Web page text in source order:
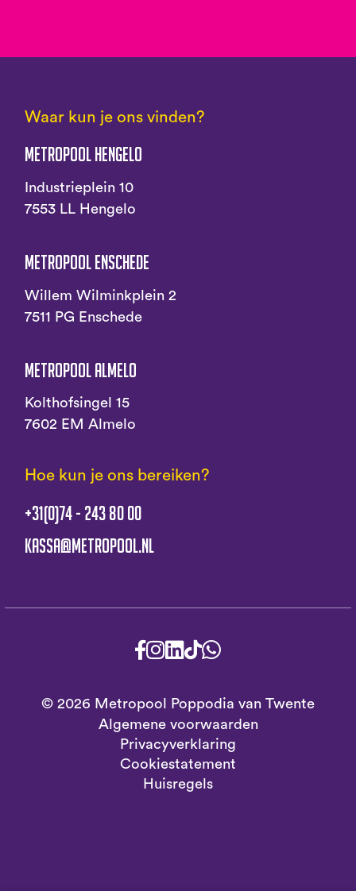
Waar kun je ons vinden?
Metropool Hengelo
Industrieplein 10
7553 LL Hengelo
Metropool Enschede
Willem Wilminkplein 2
7511 PG Enschede
Metropool Almelo
Kolthofsingel 15
7602 EM Almelo
Hoe kun je ons bereiken?
+31(0)74 - 243 80 00
kassa@metropool.nl
© 2026 Metropool Poppodia van Twente
Algemene voorwaarden
Privacyverklaring
Cookiestatement
Huisregels